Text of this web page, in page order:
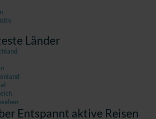
Länder
Entspannt aktive Reisen